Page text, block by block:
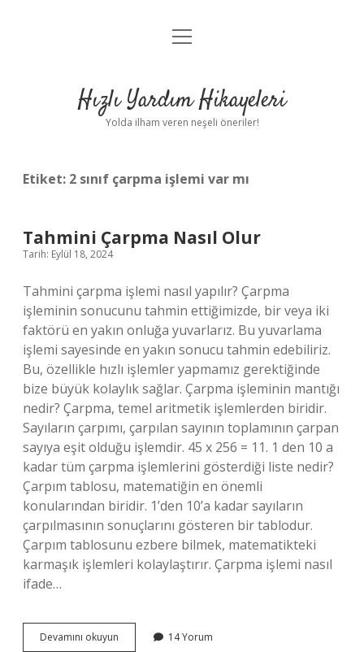
Anasayfa
Yasal Uyarı
menüyü
Hızlı Yardım Hikayeleri
Yolda ilham veren neşeli öneriler!
Etiket: 2 sınıf çarpma işlemi var mı
Tahmini Çarpma Nasıl Olur
Tarih: Eylül 18, 2024
Tahmini çarpma işlemi nasıl yapılır? Çarpma
işleminin sonucunu tahmin ettiğimizde, bir veya iki
faktörü en yakın onluğa yuvarlarız. Bu yuvarlama
işlemi sayesinde en yakın sonucu tahmin edebiliriz.
Bu, özellikle hızlı işlemler yapmamız gerektiğinde
bize büyük kolaylık sağlar. Çarpma işleminin mantığı
nedir? Çarpma, temel aritmetik işlemlerden biridir.
Sayıların çarpımı, çarpılan sayının toplamının çarpan
sayıya eşit olduğu işlemdir. 45 x 256 = 11. 1 den 10 a
kadar tüm çarpma işlemlerini gösterdiği liste nedir?
Çarpım tablosu, matematiğin en önemli
konularından biridir. 1’den 10’a kadar sayıların
çarpılmasının sonuçlarını gösteren bir tablodur.
Çarpım tablosunu ezbere bilmek, matematikteki
karmaşık işlemleri kolaylaştırır. Çarpma işlemi nasıl
ifade…
Devamını okuyun Tahmini
14 Yorum